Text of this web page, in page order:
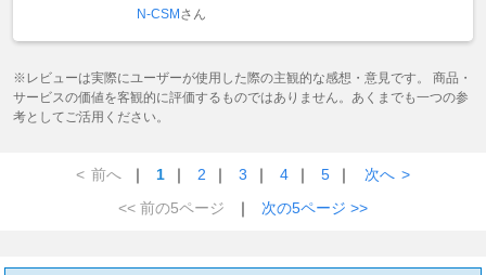
N-CSM さん
※レビューは実際にユーザーが使用した際の主観的な感想・意見です。 商品・
サービスの価値を客観的に評価するものではありません。あくまでも一つの参
考としてご活用ください。
< 前へ ｜ 1 ｜ 2 ｜ 3 ｜ 4 ｜ 5 ｜ 次へ >
<< 前の5ページ
｜ 次の5ページ >>